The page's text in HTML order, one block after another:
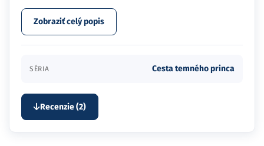
Zobraziť celý popis
SÉRIA Cesta temného princa
Recenzie (2)